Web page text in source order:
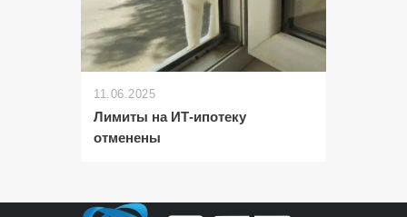
11.06.2025
Лимиты на ИТ-ипотеку
отменены